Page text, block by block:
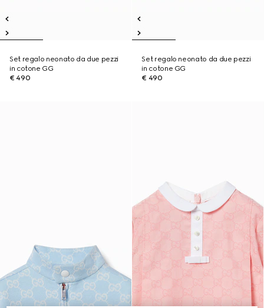
Set regalo neonato da due pezzi
in cotone GG
€ 490
Set regalo neonato da due pezzi
in cotone GG
€ 490